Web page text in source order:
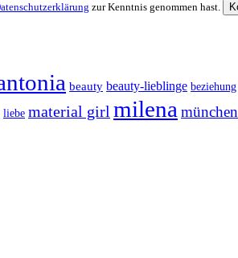
zur Kenntnis genommen hast.
beauty beauty-lieblinge beziehung
liebe material girl milena münchen